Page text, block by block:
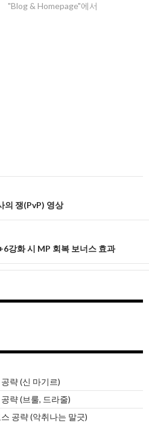
"Blog & Homepage"에서
의 쟁(PvP) 영상
강화 시 MP 회복 보너스 효과
략 (신 마기르)
략 (브룰, 드라줄)
공략 (악취나는 말긋)